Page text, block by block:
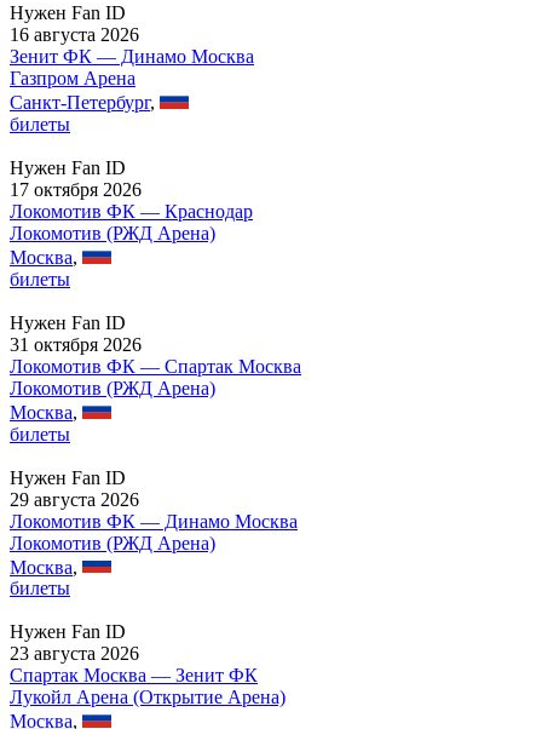
Нужен Fan ID
16 августа 2026
Зенит ФК — Динамо Москва
Газпром Арена
Санкт-Петербург,
билеты
Нужен Fan ID
17 октября 2026
Локомотив ФК — Краснодар
Локомотив (РЖД Арена)
Москва,
билеты
Нужен Fan ID
31 октября 2026
Локомотив ФК — Спартак Москва
Локомотив (РЖД Арена)
Москва,
билеты
Нужен Fan ID
29 августа 2026
Локомотив ФК — Динамо Москва
Локомотив (РЖД Арена)
Москва,
билеты
Нужен Fan ID
23 августа 2026
Спартак Москва — Зенит ФК
Лукойл Арена (Открытие Арена)
Москва,